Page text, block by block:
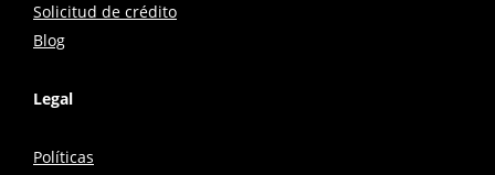
Solicitud de crédito
Blog
Legal
Políticas